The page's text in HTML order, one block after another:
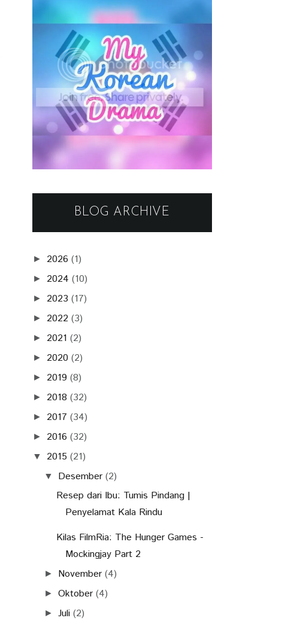
BLOG ARCHIVE
► 2026 (1)
► 2024 (10)
► 2023 (17)
► 2022 (3)
► 2021 (2)
► 2020 (2)
► 2019 (8)
► 2018 (32)
► 2017 (34)
► 2016 (32)
▼ 2015 (21)
▼ Desember (2)
Resep dari Ibu: Tumis Pindang |
Penyelamat Kala Rindu
Kilas FilmRia: The Hunger Games -
Mockingjay Part 2
► November (4)
►Oktober (4)
►Juli (2)